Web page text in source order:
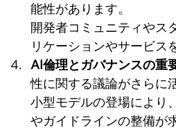
能性があります。
開発者コミュニティやス
リケーションやサービス
AI倫理とガバナンスの重
性に関する議論がさらに
小型モデルの登場により
やガイドラインの整備が